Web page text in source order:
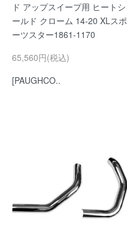
ド アップスイープ用 ヒートシ
ールド クローム 14-20 XLスポ
ーツスター1861-1170
65,560円(税込)
[PAUGHCO..